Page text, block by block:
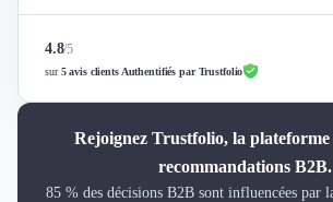
4.8/5
sur5 avis clients Authentifiés par Trustfolio
Rejoignez Trustfolio, la plateforme
recommandations B2B.
85 % des décisions B2B sont influencées par